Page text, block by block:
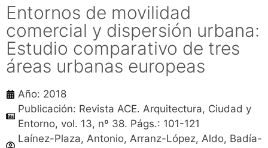
Entornos de movilidad
comercial y dispersión urbana:
Estudio comparativo de tres
áreas urbanas europeas
Año: 2018
Publicación: Revista ACE. Arquitectura, Ciudad y
Entorno, vol. 13, nº 38. Págs.: 101-121
Laínez-Plaza, Antonio, Arranz-López, Aldo, Badía-